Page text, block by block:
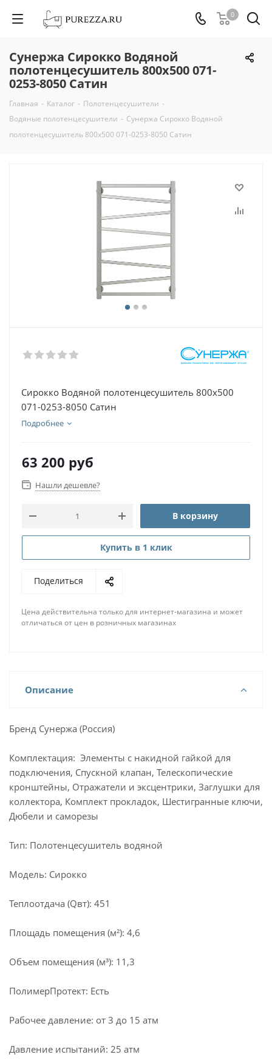
0
Сунержа Сирокко Водяной
полотенцесушитель 800х500 071-
0253-8050 Сатин
Главная - Каталог - Полотенцесушители -
Водяные полотенцесушители - Сунержа Сирокко Водяной
полотенцесушитель 800х500 071-0253-8050 Сатин
Сирокко Водяной полотенцесушитель 800х500
071-0253-8050 Сатин
Подробнее
63 200 руб
Нашли дешевле?
В корзину
Купить в 1 клик
Поделиться
Цена действительна только для интернет-магазина и может
отличаться от цен в розничных магазинах
Описание
Бренд Сунержа (Россия)
Комплектация: Элементы с накидной гайкой для
подключения, Спускной клапан, Телескопические
кронштейны, Отражатели и эксцентрики, Заглушки для
коллектора, Комплект прокладок, Шестигранные ключи,
Дюбели и саморезы
Тип: Полотенцесушитель водяной
Модель: Сирокко
Теплоотдача (Qвт): 451
Площадь помещения (м²): 4,6
Объем помещения (м³): 11,3
ПолимерПротект: Есть
Рабочее давление: от 3 до 15 атм
Давление испытаний: 25 атм